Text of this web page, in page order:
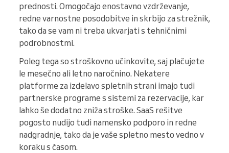
prednosti. Omogočajo enostavno vzdrževanje,
redne varnostne posodobitve in skrbijo za strežnik,
tako da se vam ni treba ukvarjati s tehničnimi
podrobnostmi.
Poleg tega so stroškovno učinkovite, saj plačujete
le mesečno ali letno naročnino. Nekatere
platforme za izdelavo spletnih strani imajo tudi
partnerske programe s sistemi za rezervacije, kar
lahko še dodatno zniža stroške. SaaS rešitve
pogosto nudijo tudi namensko podporo in redne
nadgradnje, tako da je vaše spletno mesto vedno v
koraku s časom.